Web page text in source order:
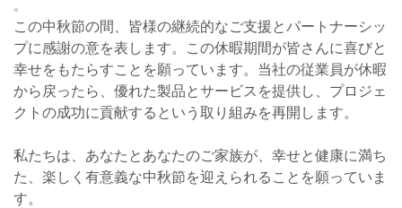
。
この中秋節の間、皆様の継続的なご支援とパートナーシッ
プに感謝の意を表します。この休暇期間が皆さんに喜びと
幸せをもたらすことを願っています。当社の従業員が休暇
から戻ったら、優れた製品とサービスを提供し、プロジェ
クトの成功に貢献するという取り組みを再開します。
私たちは、あなたとあなたのご家族が、幸せと健康に満ち
た、楽しく有意義な中秋節を迎えられることを願っていま
す。